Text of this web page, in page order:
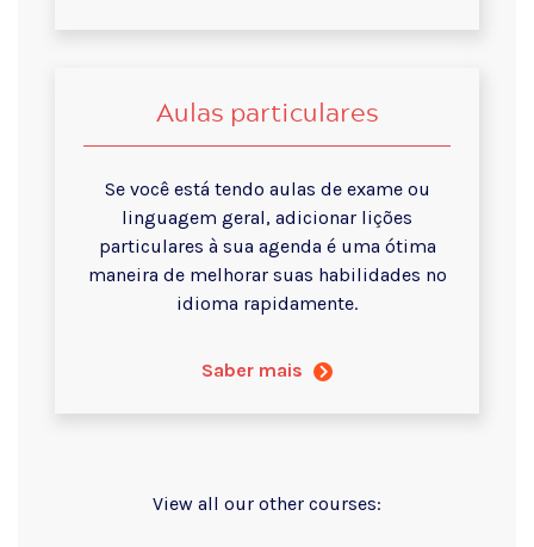
Aulas particulares
Se você está tendo aulas de exame ou
linguagem geral, adicionar lições
particulares à sua agenda é uma ótima
maneira de melhorar suas habilidades no
idioma rapidamente.
Saber mais
View all our other courses: